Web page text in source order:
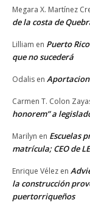
Megara X. Martínez
de la costa de
Lilliam en Puerto
que no sucederá
Odalis en
Carmen T. Colon
honorem” a
Marilyn en Escuelas
matrícula; CEO de
Enrique Vélez en
la construcción
puertorriqueños